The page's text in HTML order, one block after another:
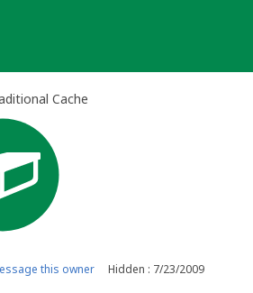
Cache
this owner Hidden : 7/23/2009